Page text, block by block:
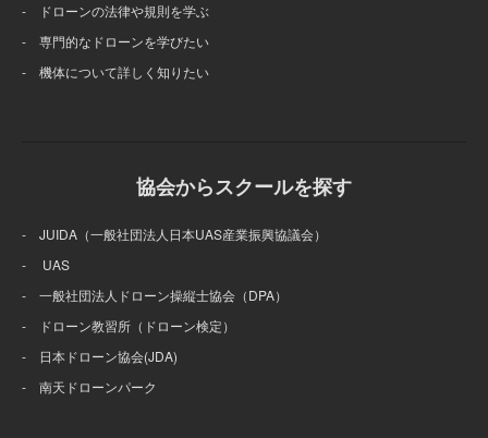
- ドローンの法律や規則を学ぶ
- 専門的なドローンを学びたい
- 機体について詳しく知りたい
協会からスクールを探す
- JUIDA（一般社団法人日本UAS産業振興協議会）
- UAS
- 一般社団法人ドローン操縦士協会（DPA）
- ドローン教習所（ドローン検定）
- 日本ドローン協会(JDA)
- 南天ドローンパーク